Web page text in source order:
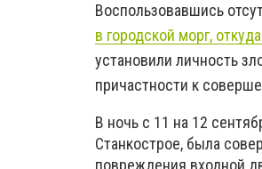
Воспользовавшись
в городской морг,
установили личность
причастности к
В ночь с 11 на 12
Станкострое, была
повреждения входной